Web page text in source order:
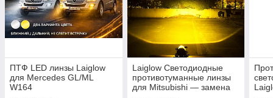
ПТФ LED линзы Laiglow
для Mercedes GL/ML
W164
Laiglow Светодиодные
противотуманные линзы
для Mitsubishi — замена